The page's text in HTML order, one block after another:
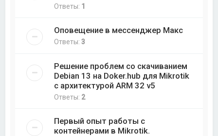
Ответы: 1
Оповещение в мессенджер Макс
Ответы:3
Решение проблем со скачиванием
Debian 13 на Doker.hub для Mikrotik
с архитектурой ARM 32 v5
Ответы: 2
Первый опыт работы с
контейнерами в Mikrotik.